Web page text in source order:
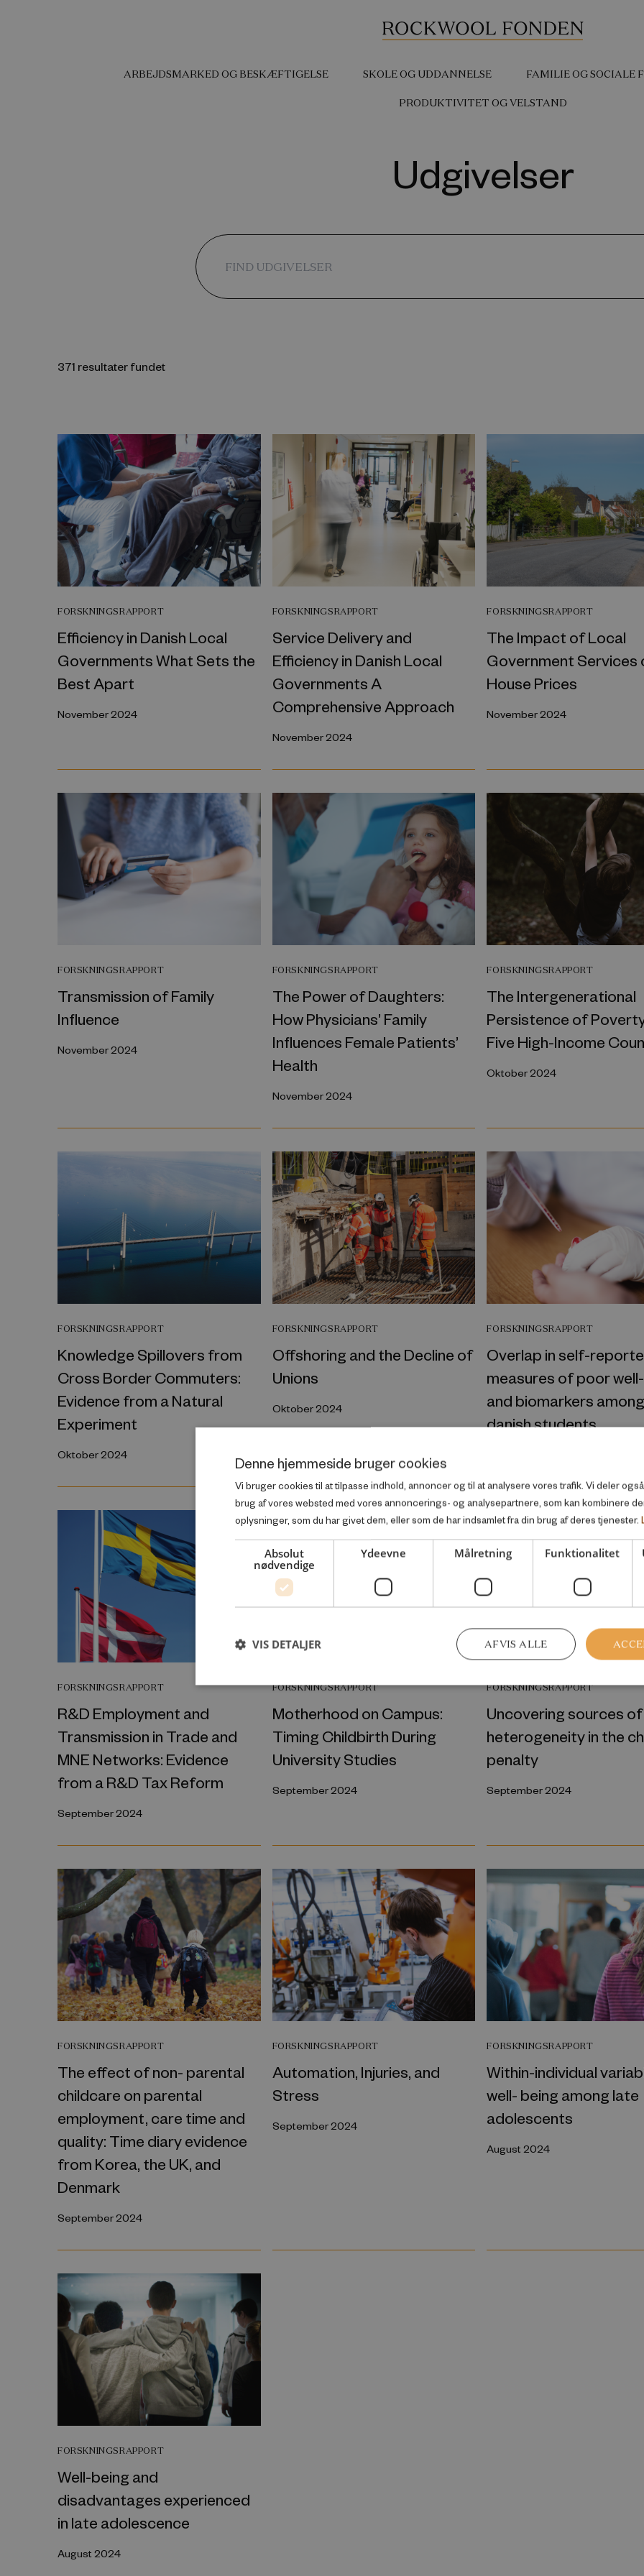
ARBEJDSMARKED OG BESKÆFTIGELSE SKOLE OG UDDANNELSE FAMILIE OG SOCIALE
PRODUKTIVITET OG VELSTAND
Udgivelser
371 resultater fundet
FORSKNINGSRAPPORT
Efficiency in Danish Local
Governments What Sets the
Best Apart
November 2024
FORSKNINGSRAPPORT
Service Delivery and
Efficiency in Danish Local
Governments A
Comprehensive Approach
November 2024
FORSKNINGSRAPPORT
The Impact of Local
Government Services
House Prices
November 2024
FORSKNINGSRAPPORT
Transmission of Family
Influence
November 2024
FORSKNINGSRAPPORT
The Power of Daughters:
How Physicians’ Family
Influences Female Patients’
Health
November 2024
FORSKNINGSRAPPORT
The Intergenerational
Persistence of
Five High-Income
Oktober 2024
FORSKNINGSRAPPORT
Knowledge Spillovers from
Cross Border Commuters:
Evidence from a Natural
Experiment
Oktober 2024
FORSKNINGSRAPPORT
Offshoring and the Decline of
Unions
Oktober 2024
FORSKNINGSRAPPORT
Overlap in self-
measures of poor
and biomarkers among
danish students
FORSKNINGSRAPPORT
R&D Employment and
Transmission in Trade and
MNE Networks: Evidence
from a R&D Tax Reform
September 2024
FORSKNINGSRAPPORT
Motherhood on Campus:
Timing Childbirth During
University Studies
September 2024
FORSKNINGSRAPPORT
Uncovering sources of
heterogeneity in the
penalty
September 2024
FORSKNINGSRAPPORT
The effect of non- parental
childcare on parental
employment, care time and
quality: Time diary evidence
from Korea, the UK, and
Denmark
September 2024
FORSKNINGSRAPPORT
Automation, Injuries, and
Stress
September 2024
FORSKNINGSRAPPORT
Within-individual
well- being among late
adolescents
August 2024
FORSKNINGSRAPPORT
Well-being and
disadvantages experienced
in late adolescence
August 2024
Denne hjemmeside bruger cookies
Vi bruger cookies til at tilpasse indhold, annoncer og til at analysere vores trafik. Vi deler
brug af vores websted med vores annoncerings- og analysepartnere, som kan kombinere
oplysninger, som du har givet dem, eller som de har indsamlet fra din brug af deres tjenester.
Absolut
nødvendige
Ydeevne Målretning Funktionalitet
AFVIS ALLE
VIS DETALJER